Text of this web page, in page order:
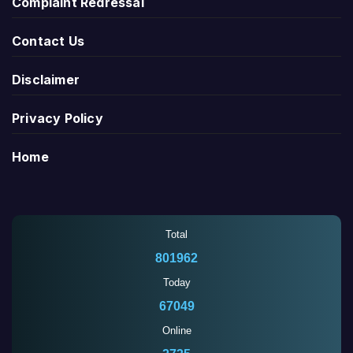
Contact Us
Disclaimer
Privacy Policy
Home
Total
801962
Today
67049
Online